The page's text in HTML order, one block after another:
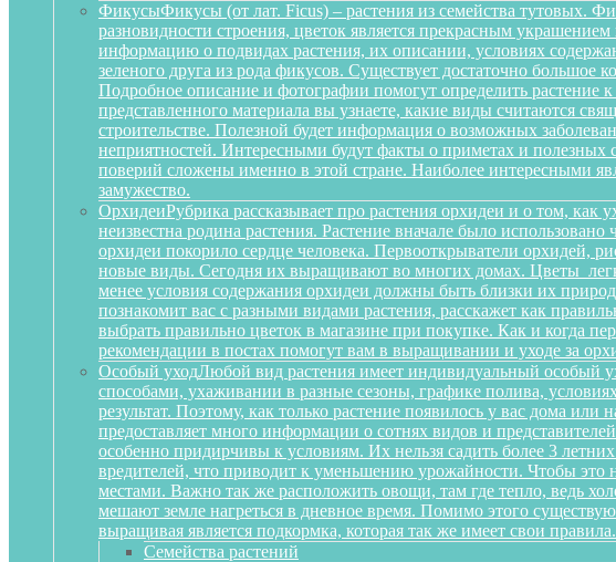
ФикусыФикусы (от лат. Ficus) – растения из семейства тутовых.
разновидности строения, цветок является прекрасным
информацию о подвидах растения, их описании, условиях
зеленого друга из рода фикусов. Существует достаточно большое
Подробное описание и фотографии помогут определить
представленного материала вы узнаете, какие виды считаются
строительстве. Полезной будет информация о возможных
неприятностей. Интересными будут факты о приметах и полезных
поверий сложены именно в этой стране. Наиболее интересными
замужество.
ОрхидеиРубрика рассказывает про растения орхидеи и о том,
неизвестна родина растения. Растение вначале было
орхидеи покорило сердце человека. Первооткрыватели орхидей,
новые виды. Сегодня их выращивают во многих домах. Цветы
менее условия содержания орхидеи должны быть близки их
познакомит вас с разными видами растения, расскажет как
выбрать правильно цветок в магазине при покупке. Как и когда
рекомендации в постах помогут вам в выращивании и уходе за
Особый уходЛюбой вид растения имеет индивидуальный особый
способами, ухаживании в разные сезоны, графике полива,
результат. Поэтому, как только растение появилось у вас дома
предоставляет много информации о сотнях видов и
особенно придирчивы к условиям. Их нельзя садить более 3
вредителей, что приводит к уменьшению урожайности. Чтобы это
местами. Важно так же расположить овощи, там где тепло, ведь
мешают земле нагреться в дневное время. Помимо этого
выращивая является подкормка, которая так же имеет свои
Семейства растений